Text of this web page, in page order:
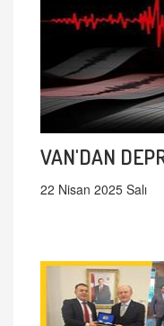
VAN'DAN
22 Nisan 2025 Salı